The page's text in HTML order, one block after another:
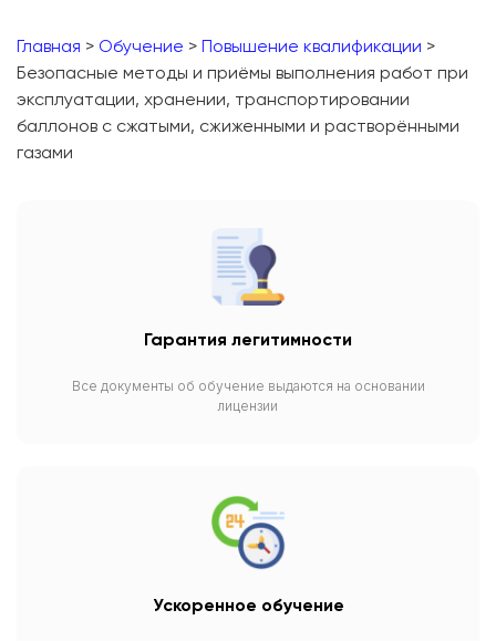
Главная > Обучение > Повышение квалификации >
Безопасные методы и приёмы выполнения работ при
эксплуатации, хранении, транспортировании
баллонов с сжатыми, сжиженными и растворёнными
газами
Гарантия легитимности
Все документы об обучение выдаются на основании
лицензии
Ускоренное обучение